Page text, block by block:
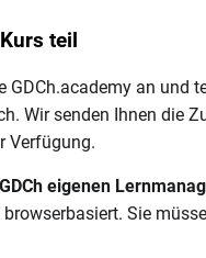
teil
GDCh.academy an und
Wir senden Ihnen die
Verfügung.
eigenen
Sie